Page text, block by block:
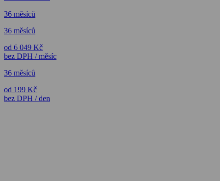
36 měsíců
36 měsíců
od 6 049 Kč
bez DPH / měsíc
36 měsíců
od 199 Kč
bez DPH / den